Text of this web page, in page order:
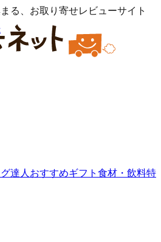
る、お取り寄せレビューサイト
達人おすすめギフト 食材・飲料特